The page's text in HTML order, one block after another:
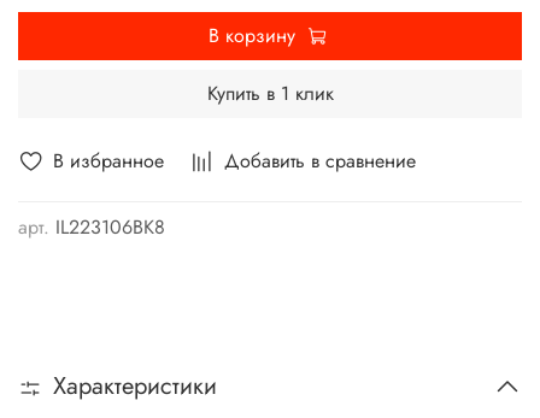
В избранное Добавить в сравнение
арт. IL223106ВК8
В корзину
Купить в 1 клик
Характеристики